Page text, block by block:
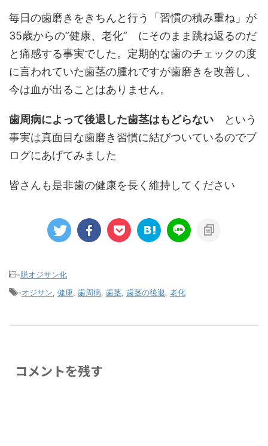
毎日の歯磨きをきちんと行う「習慣の積み重ね」が
35歳からの”健康、老化” にそのまま跳ね返るのだ
と痛感する事実でした。定期的な歯のチェックの度
に言われていた歯茎の腫れですが歯磨きを改善し、
今は血が出ることはありません。
歯周病によって後退した歯茎はもどらない という
事実は真面目な歯磨き習慣に結びついているのでブ
ログにあげてみました
皆さんも是非歯の健康を長く維持してください
-脱オジサン化
-オジサン, 健康, 歯周病, 歯茎, 歯茎の後退, 老化
コメントを残す